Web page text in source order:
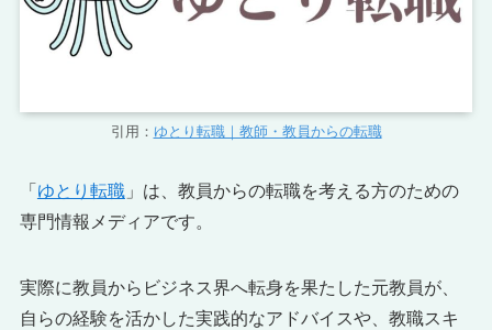
引用： ゆとり転職｜教師・教員からの転職
「 ゆとり転職」は、教員からの転職を考える方のための
専門情報メディアです。
実際に教員からビジネス界へ転身を果たした元教員が、
自らの経験を活かした実践的なアドバイスや、教職スキ